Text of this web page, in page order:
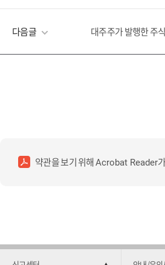
다음글 대주주가 발행한 주
약관을 보기 위해Acrobat Reader